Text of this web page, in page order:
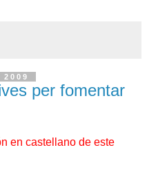
per fomentar
en castellano de este